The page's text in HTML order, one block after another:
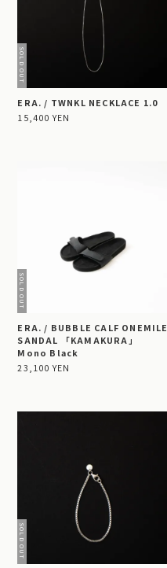
ERA. / TWNKL NECKLACE 1.0
15,400 YEN
ERA. / BUBBLE CALF ONEMILE
SANDAL 「KAMAKURA」
Mono Black
23,100 YEN